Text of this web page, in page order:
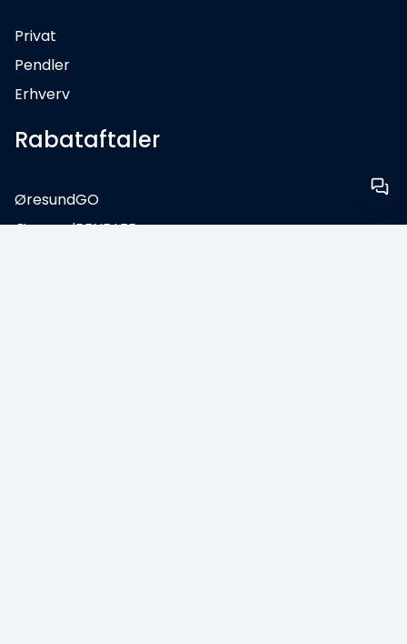
Privat
Pendler
Erhverv
Rabataftaler
ØresundGO
ØresundPENDLER